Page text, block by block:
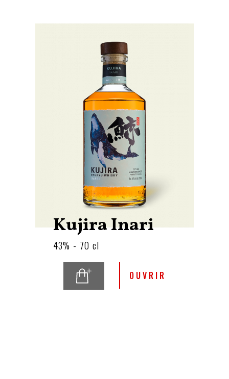
Kujira Inari
43% - 70 cl
OUVRIR